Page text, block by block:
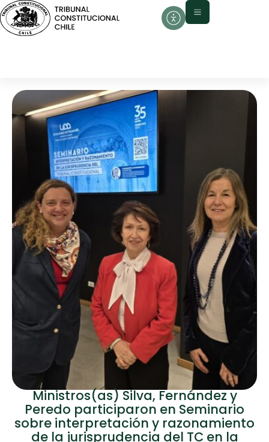
Ministros(as) Silva, Fernández y
Peredo participaron en Seminario
sobre interpretación y razonamiento